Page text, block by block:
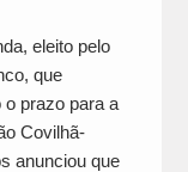
eleito pelo
que
prazo para a
Covilhã-
anunciou que